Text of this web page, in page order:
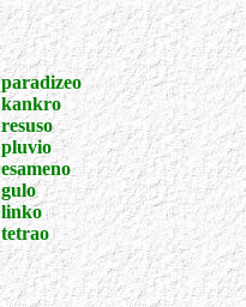
paradizeo
kankro
resuso
pluvio
esameno
gulo
linko
tetrao